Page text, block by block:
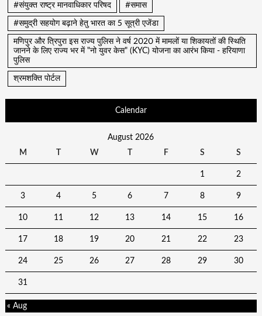
#संयुक्त राष्ट्र मानवाधिकार परिषद #समास
#समुद्री सहयोग बढ़ाने हेतु भारत का 5 सूत्री एजेंडा
मणिपुर और त्रिपुरा इस राज्य पुलिस ने वर्ष 2020 में मामलों या शिकायतों की स्थिति
जानने के लिए राज्य भर में "नो युवर केस" (KYC) योजना का आरंभ किया - हरियाणा
पुलिस
श्रमशक्ति पोर्टल
Calendar
August 2026
M
W F S S
1 2
3 4 5 6 7 8 9
10 11 12 13 14 15 16
17 18 19 20 21 22 23
24 25 26 27 28 29 30
31
« Aug